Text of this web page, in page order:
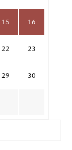
15 16
22 23
29 30